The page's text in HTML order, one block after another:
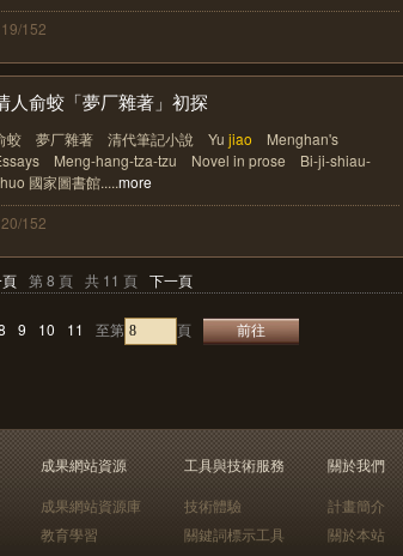
152
人俞蛟「夢厂雜著」初探
蛟 夢厂雜著 清代筆記小說 Yu jiao Menghan's
Meng-hang-tza-tzu Novel in prose Bi-ji-shiau-
國家圖書館.....more
152
第 8 頁 共 11 頁 下一頁
9 10 11 至第 頁
成果網站資源
成果網站資源庫
教育學習
工具與技術服務
技術體驗
關鍵詞標示工具
關於我們
計畫簡介
關於本站